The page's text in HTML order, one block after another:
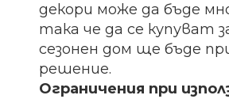
декори може да бъде
така че да се купуват
сезонен дом ще бъде
решение.
Ограничения при